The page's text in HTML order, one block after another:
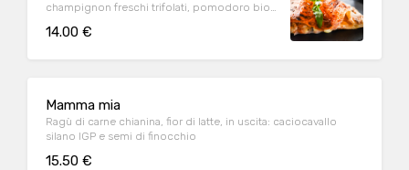
champignon freschi trifolati, pomodoro bio
14.00 €
Mamma mia
Ragù di carne chianina, fior di latte, in uscita: caciocavallo
silano IGP e semi di finocchio
15.50 €